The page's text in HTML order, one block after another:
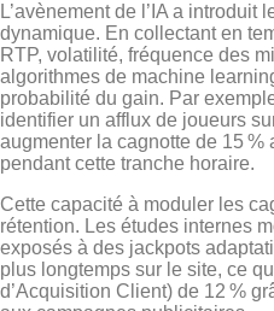
L’avènement de l’IA a introduit
dynamique. En collectant en
RTP, volatilité, fréquence des
algorithmes de machine
probabilité du gain. Par
identifier un afflux de joueurs
augmenter la cagnotte de 15 %
pendant cette tranche horaire.
Cette capacité à moduler les
rétention. Les études internes
exposés à des jackpots
plus longtemps sur le site, ce
d’Acquisition Client) de 12 %